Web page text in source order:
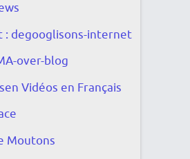
: degooglisons-internet
over-blog
Vidéos en Français
Moutons